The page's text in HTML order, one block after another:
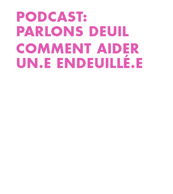
PODCAST:
PARLONS DEUIL
COMMENT AIDER
UN.E ENDEUILLÉ.E